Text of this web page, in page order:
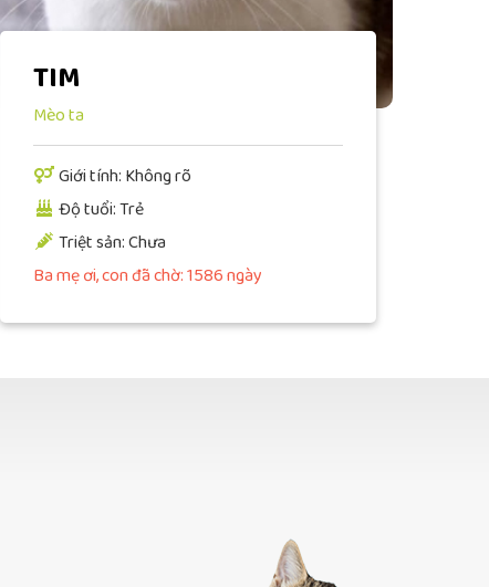
TIM
Mèo ta
Giới tính: Không rõ
Độ tuổi: Trẻ
Triệt sản: Chưa
Ba mẹ ơi, con đã chờ: 1586 ngày